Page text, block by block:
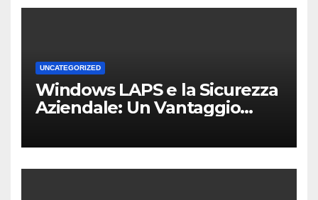
UNCATEGORIZED
Windows LAPS e la Sicurezza
Aziendale: Un Vantaggio